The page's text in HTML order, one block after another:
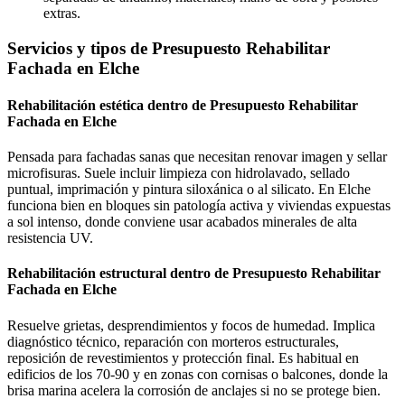
extras.
Servicios y tipos de Presupuesto Rehabilitar
Fachada en Elche
Rehabilitación estética dentro de Presupuesto Rehabilitar
Fachada en Elche
Pensada para fachadas sanas que necesitan renovar imagen y sellar
microfisuras. Suele incluir limpieza con hidrolavado, sellado
puntual, imprimación y pintura siloxánica o al silicato. En Elche
funciona bien en bloques sin patología activa y viviendas expuestas
a sol intenso, donde conviene usar acabados minerales de alta
resistencia UV.
Rehabilitación estructural dentro de Presupuesto Rehabilitar
Fachada en Elche
Resuelve grietas, desprendimientos y focos de humedad. Implica
diagnóstico técnico, reparación con morteros estructurales,
reposición de revestimientos y protección final. Es habitual en
edificios de los 70-90 y en zonas con cornisas o balcones, donde la
brisa marina acelera la corrosión de anclajes si no se protege bien.